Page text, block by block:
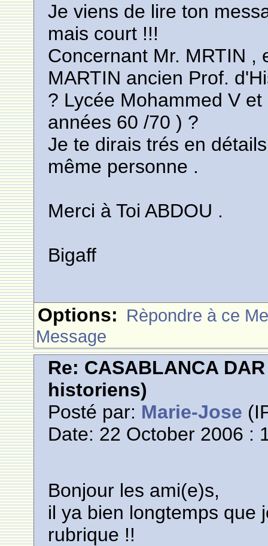
Je viens de lire ton
mais court !!!
Concernant Mr. MRTIN ,
MARTIN ancien Prof.
? Lycée Mohammed V
années 60 /70 ) ?
Je te dirais trés en
même personne .
Merci à Toi ABDOU .
Bigaff
Options: Rèpondre à ce
Message
Re: CASABLANCA
historiens)
Posté par: Marie-Jose
Date: 22 October 2006 :
Bonjour les ami(e)s,
il ya bien longtemps que
rubrique !!